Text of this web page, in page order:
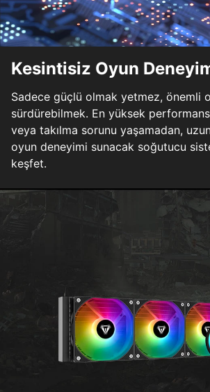
Kesintisiz Oyun
Sadece güçlü olmak yetmez, önemli
sürdürebilmek. En yüksek
veya takılma sorunu yaşamadan,
oyun deneyimi sunacak soğutucu
keşfet.